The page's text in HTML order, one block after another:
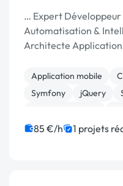
… Expert
Automatisation &
Architecte
Application mobile
Symfony
jQuery
Développement
85 €/h 1 projets